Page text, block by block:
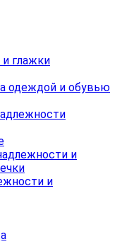
глажки
одеждой и обувью
и
и